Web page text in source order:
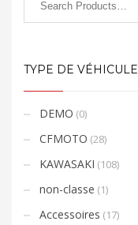
TYPE DE VÉHICULE
DEMO (0)
CFMOTO (28)
KAWASAKI (108)
non-classe (1)
Accessoires (17)